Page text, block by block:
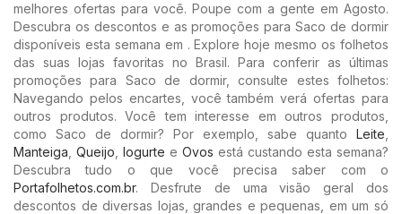
melhores ofertas para você. Poupe com a gente em Agosto.
Descubra os descontos e as promoções para Saco de dormir
disponíveis esta semana em . Explore hoje mesmo os folhetos
das suas lojas favoritas no Brasil. Para conferir as últimas
promoções para Saco de dormir, consulte estes folhetos:
Navegando pelos encartes, você também verá ofertas para
outros produtos. Você tem interesse em outros produtos,
como Saco de dormir? Por exemplo, sabe quanto Leite
Manteiga Queijo Iogurte e Ovos está custando esta semana?
Descubra tudo o que você precisa saber com o
Portafolhetos.com.br. Desfrute de uma visão geral dos
descontos de diversas lojas, grandes e pequenas, em um só